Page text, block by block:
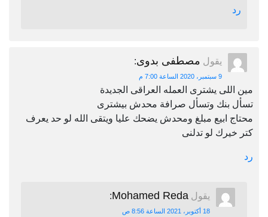
رد
يقول مصطفى بدوى:
9 سبتمبر، 2020 الساعة 7:00 م
مين اللى يشترى العمله العراقى الجديدة
تسأل بنك وتسأل صرافة محدش بيشترى
محتاج ابيع مبلغ ومحدش يضحك عليا ويتقى الله لو حد يعرف
كتر خيرك لو تدلنى
رد
يقول Mohamed Reda
:
18 أكتوبر، 2021 الساعة 8:56 ص